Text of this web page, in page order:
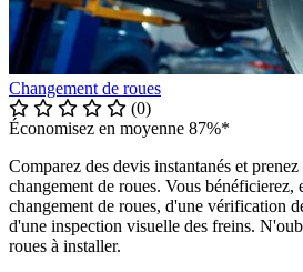
Changement de roues
(0)
Économisez en moyenne 87%*
Comparez des devis instantanés et
changement de roues. Vous bénéficierez,
changement de roues, d'une vérification
d'une inspection visuelle des freins.
roues à installer.